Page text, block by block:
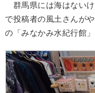
群馬県には海はないけ
で投稿者の風土さんが
の「みなかみ水紀行館」